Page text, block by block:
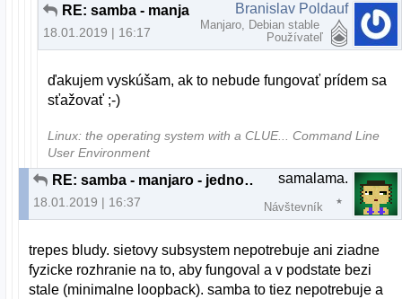
RE: samba - manjaro - jednoducho sa deaktivuje
18.01.2019 | 16:17
Branislav Poldauf
Manjaro, Debian stable
Používateľ
ďakujem vyskúšam, ak to nebude fungovať prídem sa
sťažovať ;-)
Linux: the operating system with a CLUE... Command Line
User Environment
RE: samba - manjaro - jednoducho sa deaktivuje
18.01.2019 | 16:37
samalama.
Návštevník
trepes bludy. sietovy subsystem nepotrebuje ani ziadne
fyzicke rozhranie na to, aby fungoval a v podstate bezi
stale (minimalne loopback). samba to tiez nepotrebuje a